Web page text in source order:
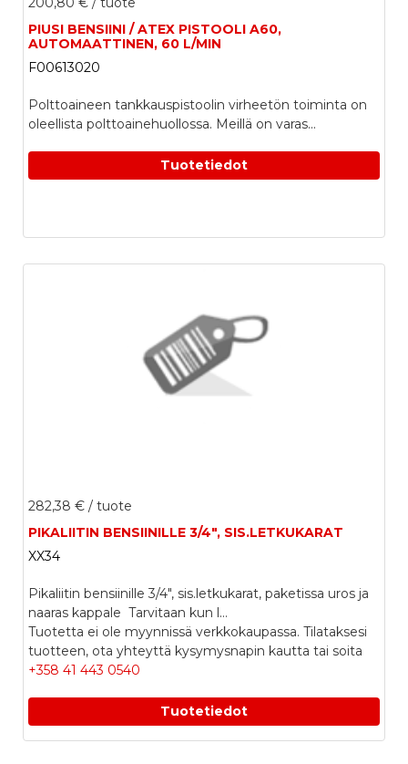
PIUSI BENSIINI / ATEX PISTOOLI A60,
AUTOMAATTINEN, 60 L/MIN
F00613020
Polttoaineen tankkauspistoolin virheetön toiminta on
oleellista polttoainehuollossa. Meillä on varas...
Tuotetiedot
282,38 € / tuote
PIKALIITIN BENSIINILLE 3/4", SIS.LETKUKARAT
XX34
Pikaliitin bensiinille 3/4", sis.letkukarat, paketissa uros ja
naaras kappale Tarvitaan kun l...
Tuotetta ei ole myynnissä verkkokaupassa. Tilataksesi
tuotteen, ota yhteyttä kysymysnapin kautta tai soita
+358 41 443 0540
Tuotetiedot